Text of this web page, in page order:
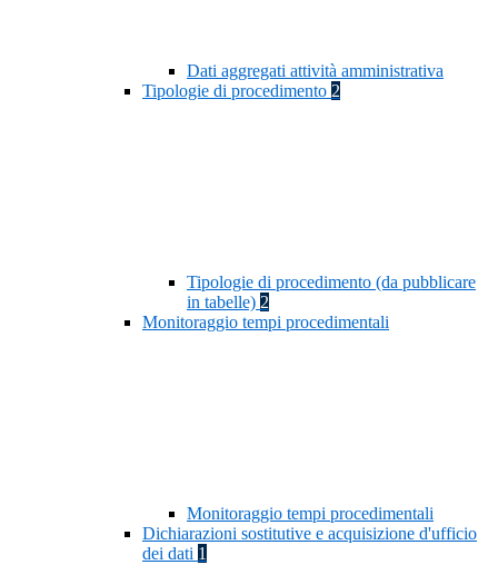
Dati aggregati attività amministrativa
Tipologie di procedimento 2
Tipologie di procedimento (da pubblicare
in tabelle) 2
Monitoraggio tempi procedimentali
Monitoraggio tempi procedimentali
Dichiarazioni sostitutive e acquisizione d'ufficio
dei dati 1